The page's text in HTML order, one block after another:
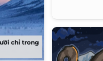
chỉ trong